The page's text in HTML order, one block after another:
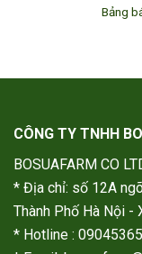
Bảng
CÔNG TY TNHH
BOSUAFARM CO
* Địa chỉ: số 12A
Thành Phố Hà Nội
* Hotline :